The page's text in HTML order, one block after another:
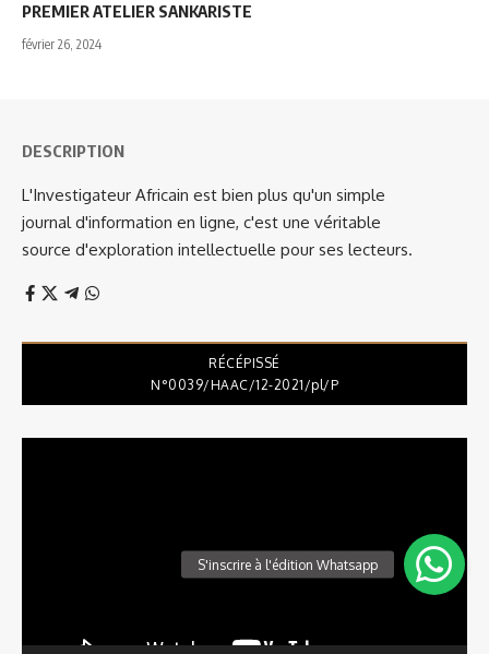
PREMIER ATELIER SANKARISTE
février 26, 2024
DESCRIPTION
L'Investigateur Africain est bien plus qu'un simple
journal d'information en ligne, c'est une véritable
source d'exploration intellectuelle pour ses lecteurs.
RÉCÉPISSÉ
N°0039/HAAC/12-2021/pl/P